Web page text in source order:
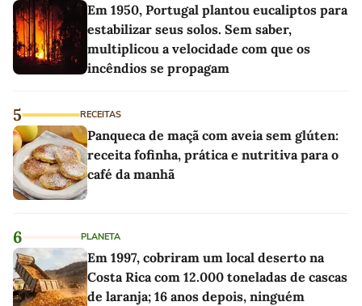
Em 1950, Portugal plantou eucaliptos para
estabilizar seus solos. Sem saber,
multiplicou a velocidade com que os
incêndios se propagam
5 RECEITAS
Panqueca de maçã com aveia sem glúten:
receita fofinha, prática e nutritiva para o
café da manhã
6 PLANETA
Em 1997, cobriram um local deserto na
Costa Rica com 12.000 toneladas de cascas
de laranja; 16 anos depois, ninguém